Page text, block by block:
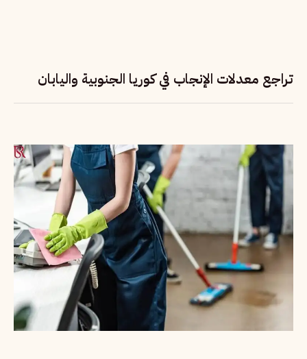
تراجع معدلات الإنجاب في كوريا الجنوبية واليابان